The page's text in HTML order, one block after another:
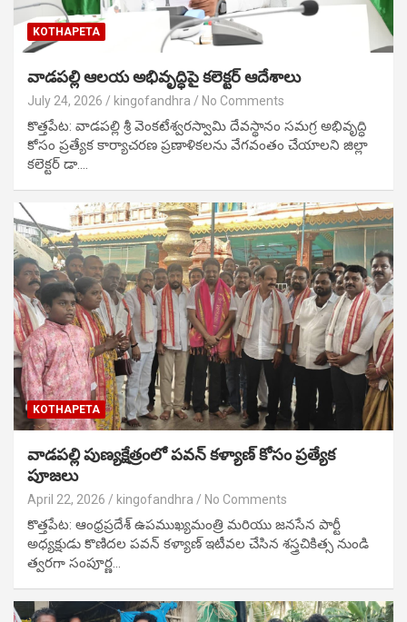
KOTHAPETA
వాడపల్లి ఆలయ అభివృద్ధిపై కలెక్టర్ ఆదేశాలు
July 24, 2026 kingofandhra No Comments
కొత్తపేట: వాడపల్లి శ్రీ వెంకటేశ్వరస్వామి దేవస్థానం సమగ్ర అభివృద్ధి
కోసం ప్రత్యేక కార్యాచరణ ప్రణాళికలను వేగవంతం చేయాలని జిల్లా
కలెక్టర్ డా.…
KOTHAPETA
వాడపల్లి పుణ్యక్షేత్రంలో పవన్ కళ్యాణ్ కోసం ప్రత్యేక
పూజలు
April 22, 2026 kingofandhra No Comments
కొత్తపేట: ఆంధ్రప్రదేశ్ ఉపముఖ్యమంత్రి మరియు జనసేన పార్టీ
అధ్యక్షుడు కొణిదల పవన్ కళ్యాణ్ ఇటీవల చేసిన శస్త్రచికిత్స నుండి
త్వరగా సంపూర్ణ…